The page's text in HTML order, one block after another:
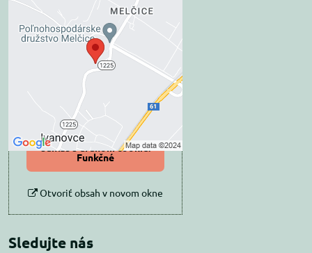
Externý obsah je
blokovaný Voľbami
súkromia
Prajete si načítať externý obsah?
Povoliť tentokrát
Povoliť a zapamätať -
súhlas s druhom cookie:
Funkčné
Otvoriť obsah v novom okne
Sledujte nás